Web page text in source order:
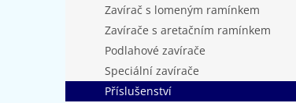
Zavírač s lomeným ramínkem
Zavírače s aretačním ramínkem
Podlahové zavírače
Speciální zavírače
Příslušenství